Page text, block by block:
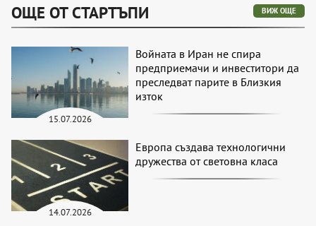
ОЩЕ ОТ СТАРТЪПИ ВИЖ ОЩЕ
15.07.2026
Войната в Иран не спира
предприемачи и инвеститори да
преследват парите в Близкия
изток
14.07.2026
Европа създава технологични
дружества от световна класа